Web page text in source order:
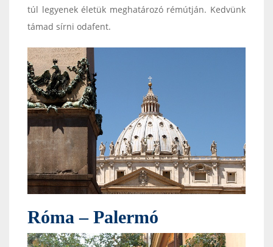
túl legyenek életük meghatározó rémútján. Kedvünk
támad sírni odafent.
Róma – Palermó